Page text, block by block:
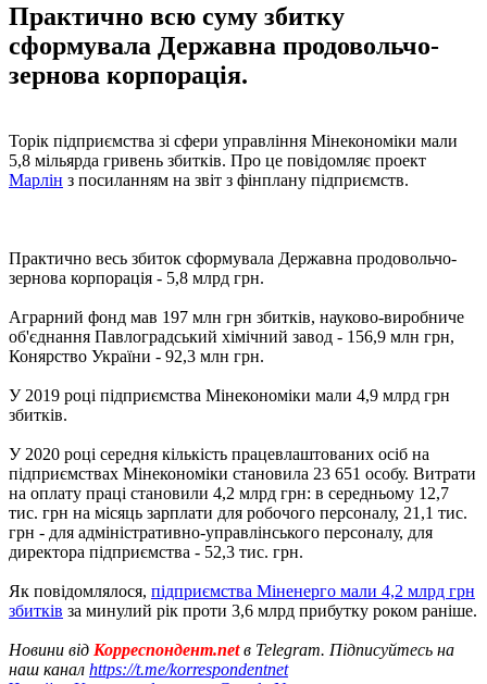
Практично всю суму збитку
сформувала Державна продовольчо-
зернова корпорація.
Торік підприємства зі сфери управління Мінекономіки мали
5,8 мільярда гривень збитків. Про це повідомляє проект
Марлін з посиланням на звіт з фінплану підприємств.
Практично весь збиток сформувала Державна продовольчо-
зернова корпорація - 5,8 млрд грн.
Аграрний фонд мав 197 млн ​​грн збитків, науково-виробниче
об'єднання Павлоградський хімічний завод - 156,9 млн грн,
Конярство України - 92,3 млн грн.
У 2019 році підприємства Мінекономіки мали 4,9 млрд грн
збитків.
У 2020 році середня кількість працевлаштованих осіб на
підприємствах Мінекономіки становила 23 651 особу. Витрати
на оплату праці становили 4,2 млрд грн: в середньому 12,7
тис. грн на місяць зарплати для робочого персоналу, 21,1 тис.
грн - для адміністративно-управлінського персоналу, для
директора підприємства - 52,3 тис. грн.
Як повідомлялося, підприємства Міненерго мали 4,2 млрд грн
збитків за минулий рік проти 3,6 млрд прибутку роком раніше.
Новини від Корреспондент.netв Telegram. Підписуйтесь на
наш канал https://t.me/korrespondentnet